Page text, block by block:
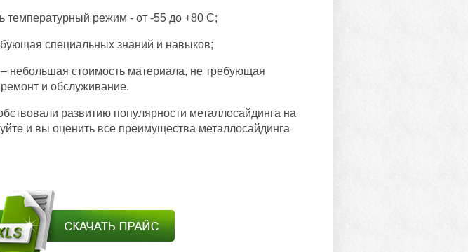
температурный режим - от -55 до +80 С;
специальных знаний и навыков;
небольшая стоимость материала, не требующая
и обслуживание.
развитию популярности металлосайдинга на
и вы оценить все преимущества металлосайдинга